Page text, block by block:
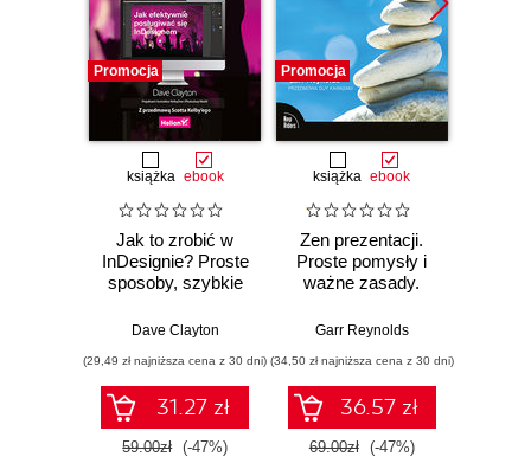
Promocja
książka ebook
Jak to zrobić w
InDesignie? Proste
sposoby, szybkie
Dave Clayton
(29,49 zł najniższa cena z 30 dni)
31.27 zł
59.00zł (-47%)
Promocja
książka ebook
Zen prezentacji.
Proste pomysły i
ważne zasady.
Garr Reynolds
(34,50 zł najniższa cena z 30 dni)
36.57 zł
69.00zł (-47%)